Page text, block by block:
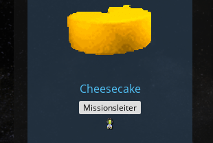
Cheesecake
Missionsleiter